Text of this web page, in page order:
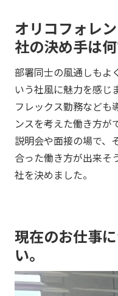
オリコフォレ
社の決め手は
部署同士の風通しもよ
いう社風に魅力を感じ
フレックス勤務なども
ンスを考えた働き方が
説明会や面接の場で、
合った働き方が出来そ
社を決めました。
現在のお仕事
い。